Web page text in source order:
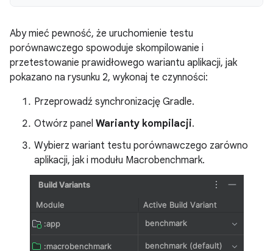
Aby mieć pewność, że uruchomienie testu
porównawczego spowoduje skompilowanie i
przetestowanie prawidłowego wariantu aplikacji, jak
pokazano na rysunku 2, wykonaj te czynności:
Przeprowadź synchronizację Gradle.
Otwórz panel Warianty kompilacji.
Wybierz wariant testu porównawczego zarówno
aplikacji, jak i modułu Macrobenchmark.